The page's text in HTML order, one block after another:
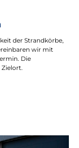
der Strandkörbe,
wir mit
Die